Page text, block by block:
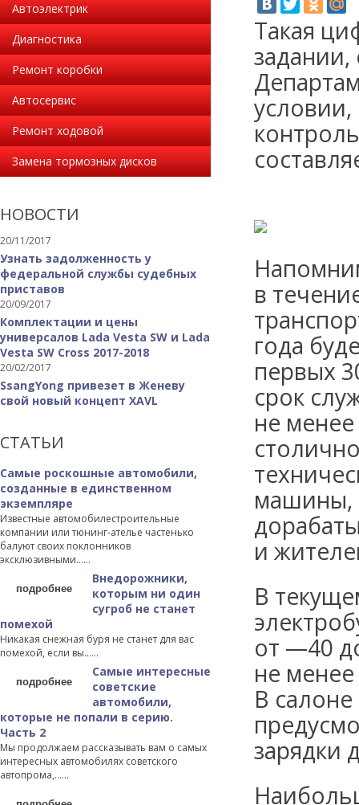
Автоэлектрик
Диагностика
Ремонт коробки
Автосервис
Ремонт ходовой
Замена тормозных дисков
НОВОСТИ
20/11/2017
Узнать задолженность у
федеральной службы судебных
приставов
20/09/2017
Комплектации и цены
универсалов Lada Vesta SW и Lada
Vesta SW Cross 2017-2018
20/02/2017
SsangYong привезет в Женеву
свой новый концепт XAVL
СТАТЬИ
Самые роскошные автомобили,
созданные в единственном
экземпляре
Известные автомобилестроительные
компании или тюнинг-ателье частенько
балуют своих поклонников
эксклюзивными…...
подробнее
Внедорожники,
которым ни один
сугроб не станет
помехой
Никакая снежная буря не станет для вас
помехой, если вы…...
подробнее
Самые интересные
советские
автомобили,
которые не попали в серию.
Часть 2
Мы продолжаем рассказывать вам о самых
интересных автомобилях советского
автопрома,…...
Такая
условии,
в
года
первых
срок
не
машины,
и
В
от —40
не
В
зарядки